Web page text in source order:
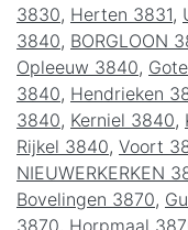
3830, Herten 3831,
3840, BORGLOON
Opleeuw 3840,
3840, Hendrieken
3840, Kerniel 3840,
Rijkel 3840, Voort
NIEUWERKERKEN
Bovelingen 3870,
3870, Horpmaal